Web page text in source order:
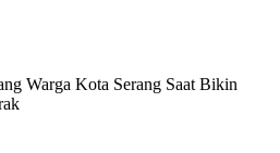
Warga Kota Serang Saat Bikin